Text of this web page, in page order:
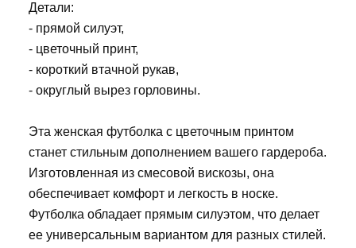
Детали:
- прямой силуэт,
- цветочный принт,
- короткий втачной рукав,
- округлый вырез горловины.
Эта женская футболка с цветочным принтом
станет стильным дополнением вашего гардероба.
Изготовленная из смесовой вискозы, она
обеспечивает комфорт и легкость в носке.
Футболка обладает прямым силуэтом, что делает
ее универсальным вариантом для разных стилей.